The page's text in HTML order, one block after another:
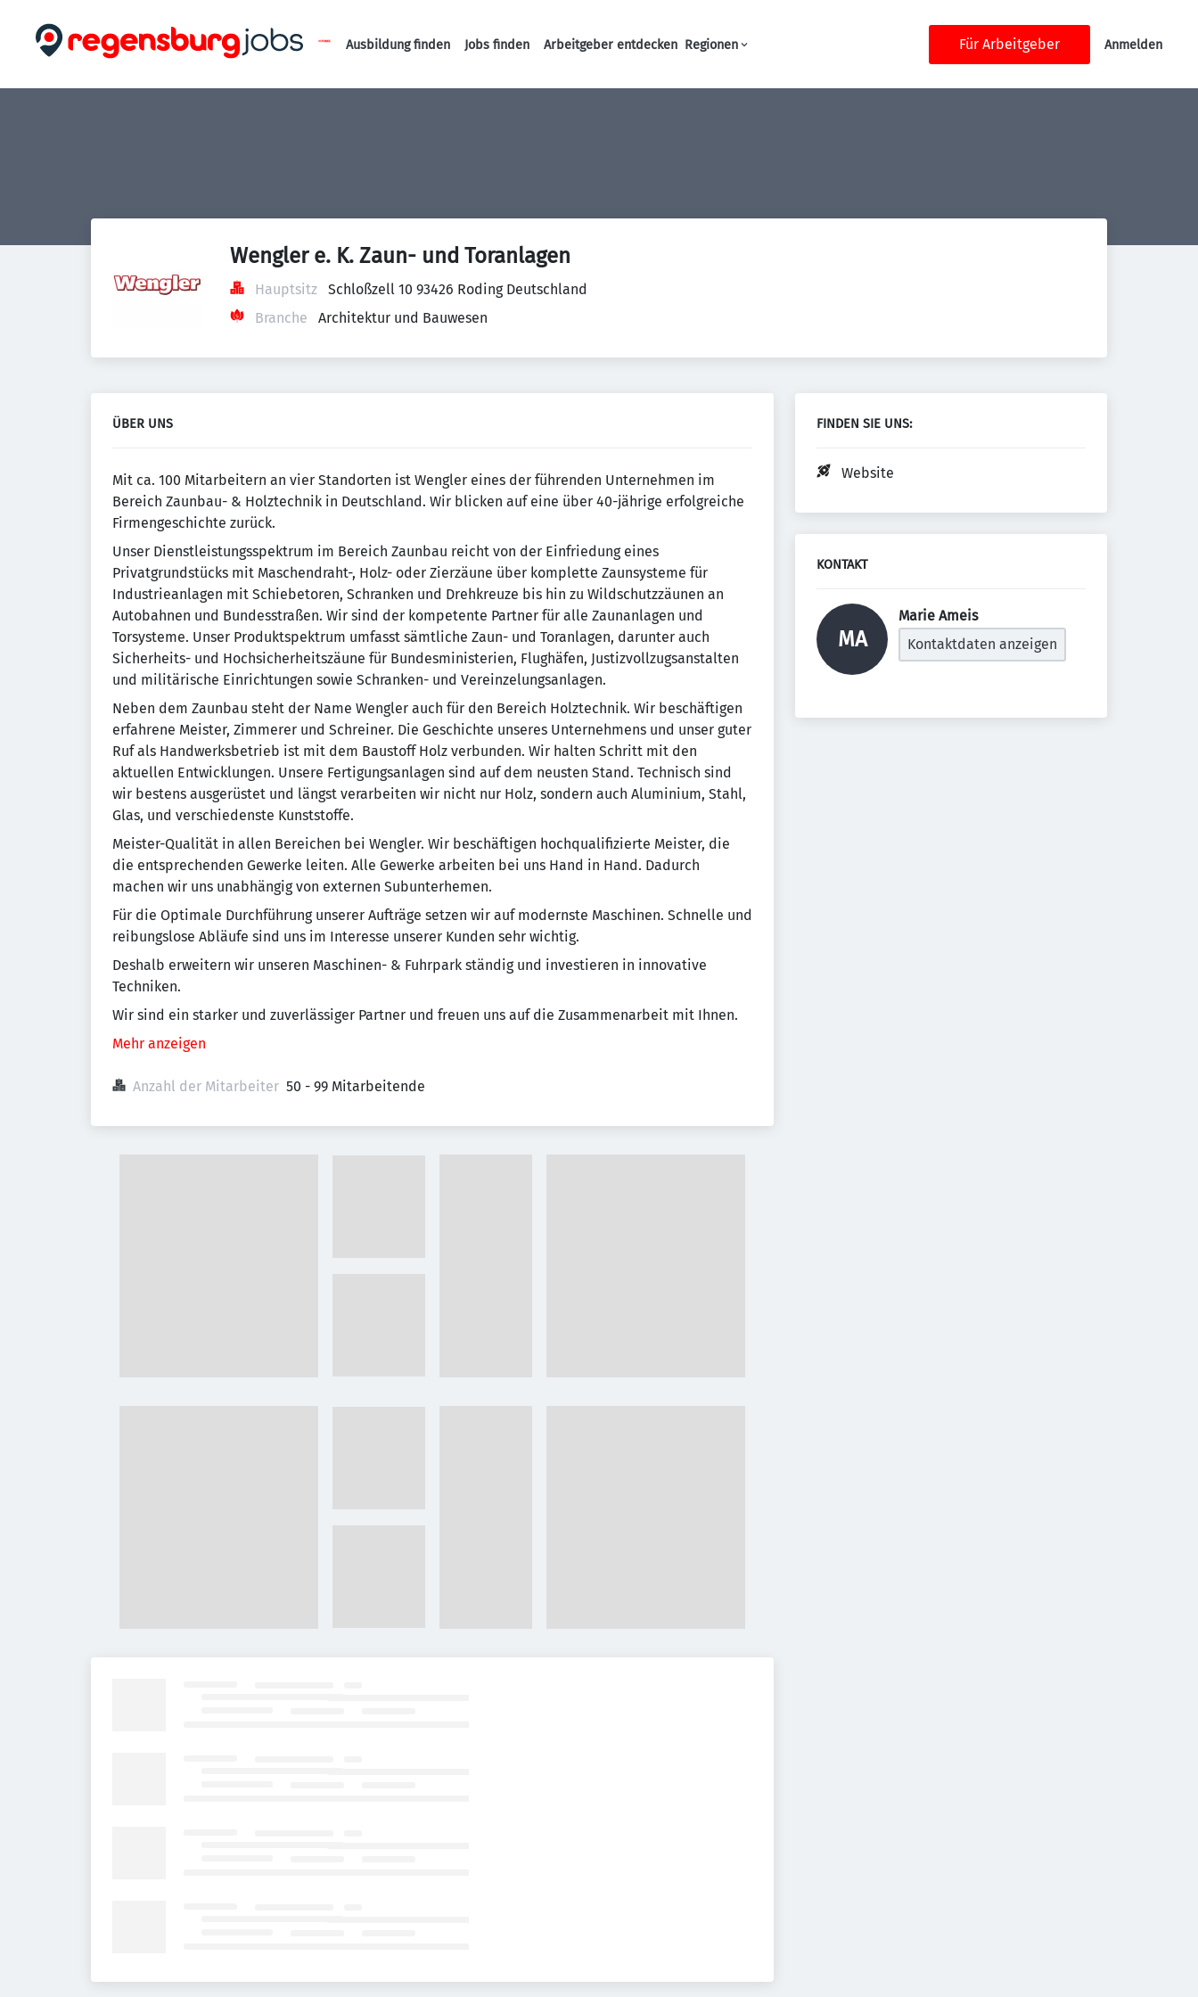
Haupt-Navigation
Ausbildung finden Jobs finden Arbeitgeber entdecken Regionen Für Arbeitgeber Anmelden
Wengler e. K. Zaun- und Toranlagen
Hauptsitz
Schloßzell 10 93426 Roding Deutschland
Branche
Architektur und Bauwesen
ÜBER UNS
Mit ca. 100 Mitarbeitern an vier Standorten ist Wengler eines der führenden Unternehmen im
Bereich Zaunbau- & Holztechnik in Deutschland. Wir blicken auf eine über 40-jährige erfolgreiche
Firmengeschichte zurück.
Unser Dienstleistungsspektrum im Bereich Zaunbau reicht von der Einfriedung eines
Privatgrundstücks mit Maschendraht-, Holz- oder Zierzäune über komplette Zaunsysteme für
Industrieanlagen mit Schiebetoren, Schranken und Drehkreuze bis hin zu Wildschutzzäunen an
Autobahnen und Bundesstraßen. Wir sind der kompetente Partner für alle Zaunanlagen und
Torsysteme. Unser Produktspektrum umfasst sämtliche Zaun- und Toranlagen, darunter auch
Sicherheits- und Hochsicherheitszäune für Bundesministerien, Flughäfen, Justizvollzugsanstalten
und militärische Einrichtungen sowie Schranken- und Vereinzelungsanlagen.
Neben dem Zaunbau steht der Name Wengler auch für den Bereich Holztechnik. Wir beschäftigen
erfahrene Meister, Zimmerer und Schreiner. Die Geschichte unseres Unternehmens und unser guter
Ruf als Handwerksbetrieb ist mit dem Baustoff Holz verbunden. Wir halten Schritt mit den
aktuellen Entwicklungen. Unsere Fertigungsanlagen sind auf dem neusten Stand. Technisch sind
wir bestens ausgerüstet und längst verarbeiten wir nicht nur Holz, sondern auch Aluminium, Stahl,
Glas, und verschiedenste Kunststoffe.
Meister-Qualität in allen Bereichen bei Wengler. Wir beschäftigen hochqualifizierte Meister, die
die entsprechenden Gewerke leiten. Alle Gewerke arbeiten bei uns Hand in Hand. Dadurch
machen wir uns unabhängig von externen Subunterhemen.
Für die Optimale Durchführung unserer Aufträge setzen wir auf modernste Maschinen. Schnelle und
reibungslose Abläufe sind uns im Interesse unserer Kunden sehr wichtig.
Deshalb erweitern wir unseren Maschinen- & Fuhrpark ständig und investieren in innovative
Techniken.
Wir sind ein starker und zuverlässiger Partner und freuen uns auf die Zusammenarbeit mit Ihnen.
Mehr anzeigen
Anzahl der Mitarbeiter 50 - 99 Mitarbeitende
FINDEN SIE UNS:
Website
KONTAKT
MA
Marie Ameis
Kontaktdaten anzeigen